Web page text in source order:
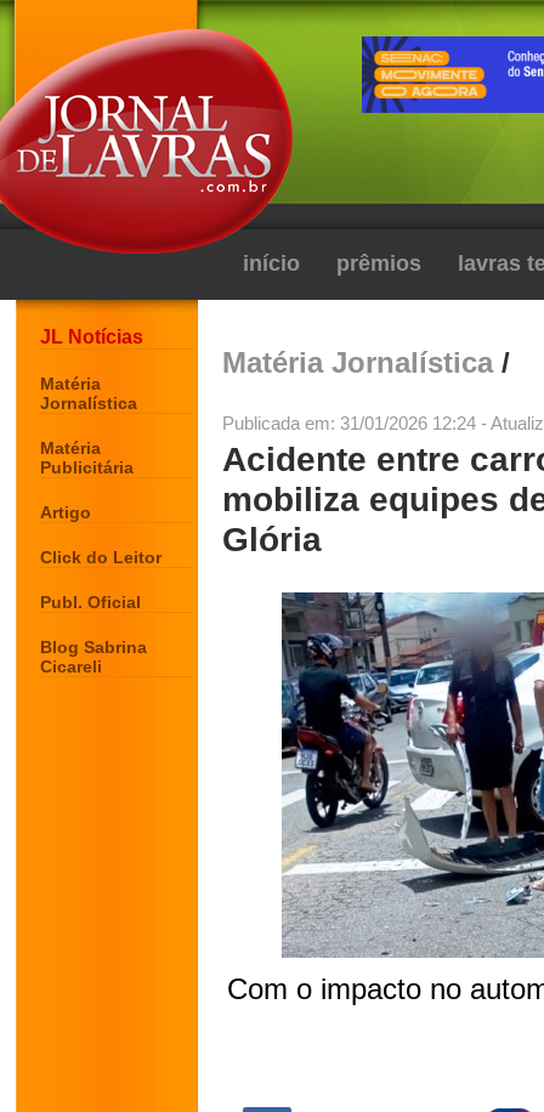
início prêmios lavras
JL Notícias
Matéria
Jornalística
Matéria
Publicitária
Artigo
Click do Leitor
Publ. Oficial
Blog Sabrina
Cicareli
Matéria Jornalística/
Publicada em: 31/01/2026 12:24 -
Acidente entre
mobiliza equipes
Glória
Com o impacto no